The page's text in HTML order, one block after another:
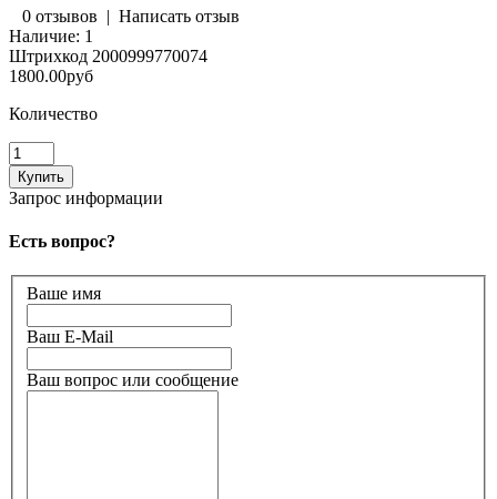
0 отзывов | Написать отзыв
Наличие: 1
Штрихкод 2000999770074
1800.00руб
Количество
Запрос информации
Есть вопрос?
Ваше имя
Ваш E-Mail
Ваш вопрос или сообщение